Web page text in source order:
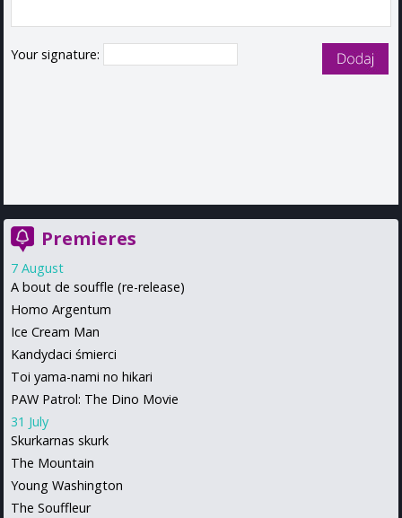
Your signature:
Premieres
7 August
A bout de souffle (re-release)
Homo Argentum
Ice Cream Man
Kandydaci śmierci
Toi yama-nami no hikari
PAW Patrol: The Dino Movie
31 July
Skurkarnas skurk
The Mountain
Young Washington
The Souffleur